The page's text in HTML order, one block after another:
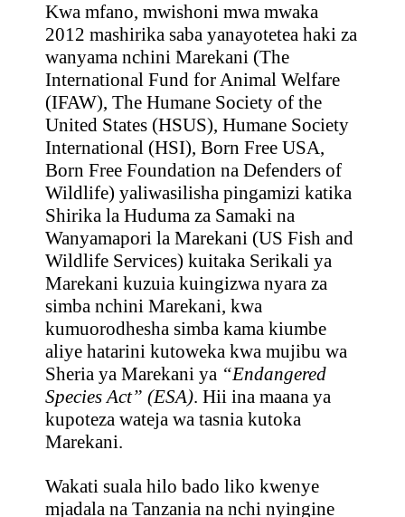
Kwa mfano, mwishoni mwa mwaka
2012 mashirika saba yanayotetea haki za
wanyama nchini Marekani (The
International Fund for Animal Welfare
(IFAW), The Humane Society of the
United States (HSUS), Humane Society
International (HSI), Born Free USA,
Born Free Foundation na Defenders of
Wildlife) yaliwasilisha pingamizi katika
Shirika la Huduma za Samaki na
Wanyamapori la Marekani (US Fish and
Wildlife Services) kuitaka Serikali ya
Marekani kuzuia kuingizwa nyara za
simba nchini Marekani, kwa
kumuorodhesha simba kama kiumbe
aliye hatarini kutoweka kwa mujibu wa
Sheria ya Marekani ya “Endangered
Species Act” (ESA). Hii ina maana ya
kupoteza wateja wa tasnia kutoka
Marekani.
Wakati suala hilo bado liko kwenye
mjadala na Tanzania na nchi nyingine